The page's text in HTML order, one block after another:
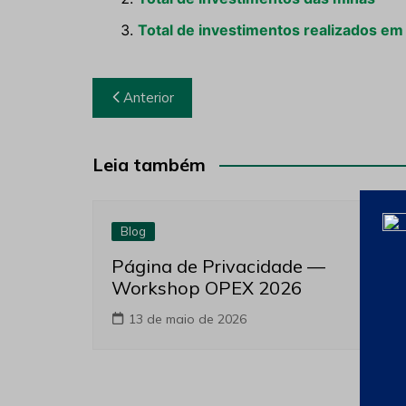
Total de investimentos realizados em
Navegação
de
Post
Anterior
Leia também
Blog
Página de Privacidade —
Workshop OPEX 2026
13 de maio de 2026